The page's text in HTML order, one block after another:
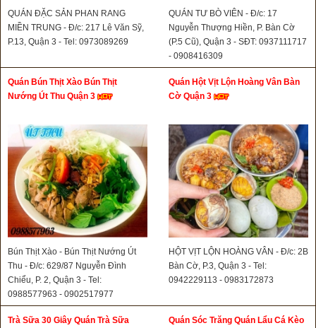
QUÁN ĐẶC SẢN PHAN RANG
MIỀN TRUNG - Đ/c: 217 Lê Văn Sỹ,
P.13, Quận 3 - Tel: 0973089269
QUÁN TƯ BÒ VIÊN - Đ/c: 17
Nguyễn Thượng Hiền, P. Bàn Cờ
(P.5 Cũ), Quận 3 - SĐT: 0937111717
- 0908416309
Quán Bún Thịt Xào Bún Thịt
Nướng Út Thu Quận 3
Bún Thịt Xào - Bún Thịt Nướng Út
Thu - Đ/c: 629/87 Nguyễn Đình
Chiểu, P. 2, Quận 3 - Tel:
0988577963 - 0902517977
Quán Hột Vịt Lộn Hoàng Vân Bàn
Cờ Quận 3
HỘT VỊT LỘN HOÀNG VÂN - Đ/c: 2B
Bàn Cờ, P.3, Quận 3 - Tel:
0942229113 - 0983172873
Trà Sữa 30 Giây Quán Trà Sữa
Quán Sóc Trăng Quán Lẩu Cá Kèo